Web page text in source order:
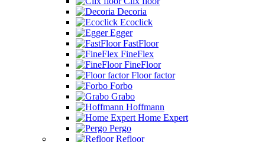
Decoria
Ecoclick
Egger
FastFloor
FineFlex
FineFloor
Floor factor
Forbo
Grabo
Hoffmann
Home Expert
Pergo
Refloor